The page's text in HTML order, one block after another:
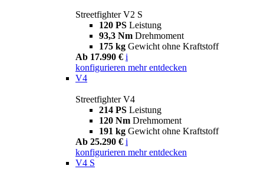
Streetfighter V2 S
120 PS Leistung
93,3 Nm Drehmoment
175 kg Gewicht ohne Kraftstoff
Ab 17.990 € i
konfigurieren mehr entdecken
V4
Streetfighter V4
214 PS Leistung
120 Nm Drehmoment
191 kg Gewicht ohne Kraftstoff
Ab 25.290 € i
konfigurieren mehr entdecken
V4 S